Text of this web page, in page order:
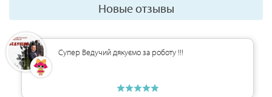
Новые отзывы
Супер Ведучий дякуємо за роботу !!!